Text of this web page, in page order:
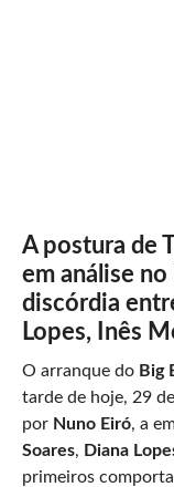
A postura de
em análise
discórdia
Lopes, Inês
O arranque do Big
tarde de hoje, 29
por Nuno Eiró, a
Soares, Diana
primeiros